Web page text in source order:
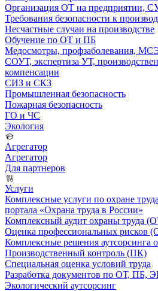
Организация ОТ на предприятии,
Требования безопасности к
Несчастные случаи на производстве
Обучение по ОТ и ПБ
Медосмотры, профзаболевания,
СОУТ, экспертиза УТ,
компенсации
СИЗ и СКЗ
Промышленная безопасность
Пожарная безопасность
ГО и ЧС
Экология
Агрегатор
Агрегатор
Для партнеров
Услуги
Комплексные услуги по охране
портала «Охрана труда в России»
Комплексный аудит охраны труда
Оценка профессиональных рисков
Комплексные решения аутсорсинга
Производственный контроль (ПК)
Специальная оценка условий труда
Разработка документов по ОТ, ПБ,
Экологический аутсорсинг